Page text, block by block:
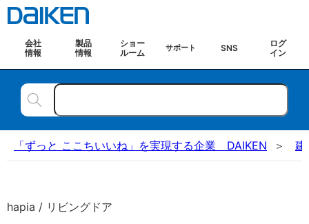
会社
情報
製品
情報
ショー
ルーム
サポート SNS
ログ
イン
「ずっと ここちいいね」を実現する企業 DAIKEN 建
hapia / リビングドア